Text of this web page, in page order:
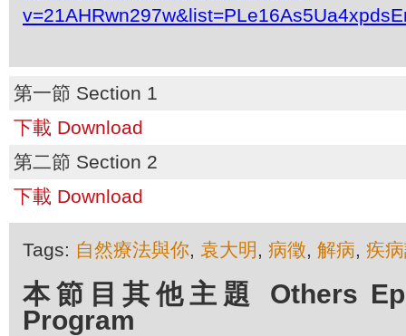
第一節 Section 1
下載 Download
第二節 Section 2
下載 Download
Tags: 自然療法與你, 袁大明 , 病徵, 解病, 疾
本節目其他主題 Others
Program